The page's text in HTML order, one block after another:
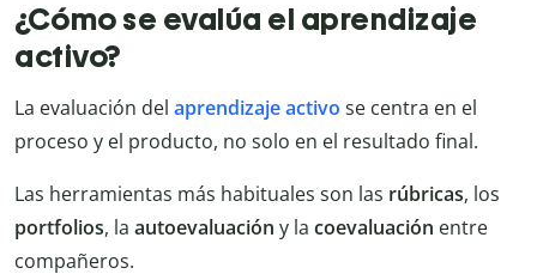
¿Cómo se evalúa el aprendizaje
activo?
La evaluación del aprendizaje activo se centra en el
proceso y el producto, no solo en el resultado final.
Las herramientas más habituales son las rúbricas, los
portfolios, la autoevaluación y la coevaluación entre
compañeros.